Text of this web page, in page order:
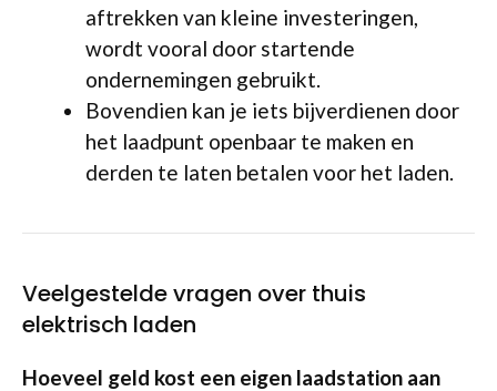
aftrekken van kleine investeringen,
wordt vooral door startende
ondernemingen gebruikt.
Bovendien kan je iets bijverdienen door
het laadpunt openbaar te maken en
derden te laten betalen voor het laden.
Veelgestelde vragen over thuis
elektrisch laden
Hoeveel geld kost een eigen laadstation aan